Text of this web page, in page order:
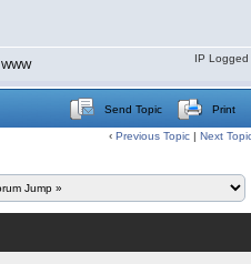
WWW
IP Logged
Send Topic Print
‹ Previous Topic | Next